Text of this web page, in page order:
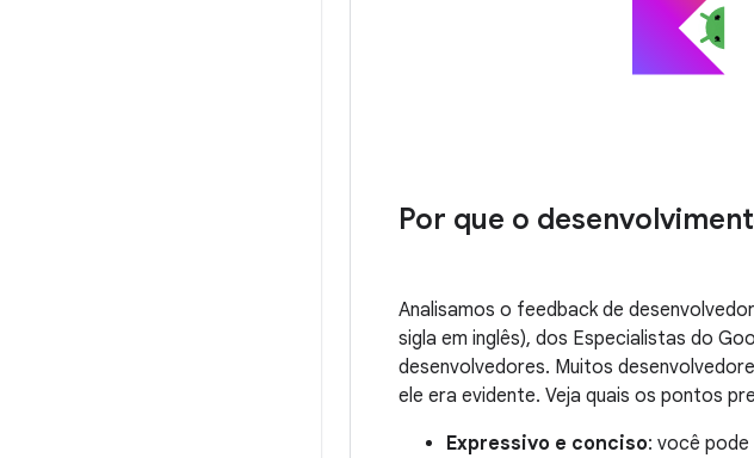
Por que o
Analisamos o feedback de
sigla em inglês), dos Especialistas do
desenvolvedores. Muitos
ele era evidente. Veja quais os pontos
Expressivo e conciso: você